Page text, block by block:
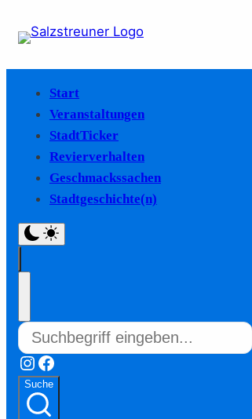
Start
Veranstaltungen
StadtTicker
Revierverhalten
Geschmackssachen
Stadtgeschichte(n)
Instagram
Facebook
Suche